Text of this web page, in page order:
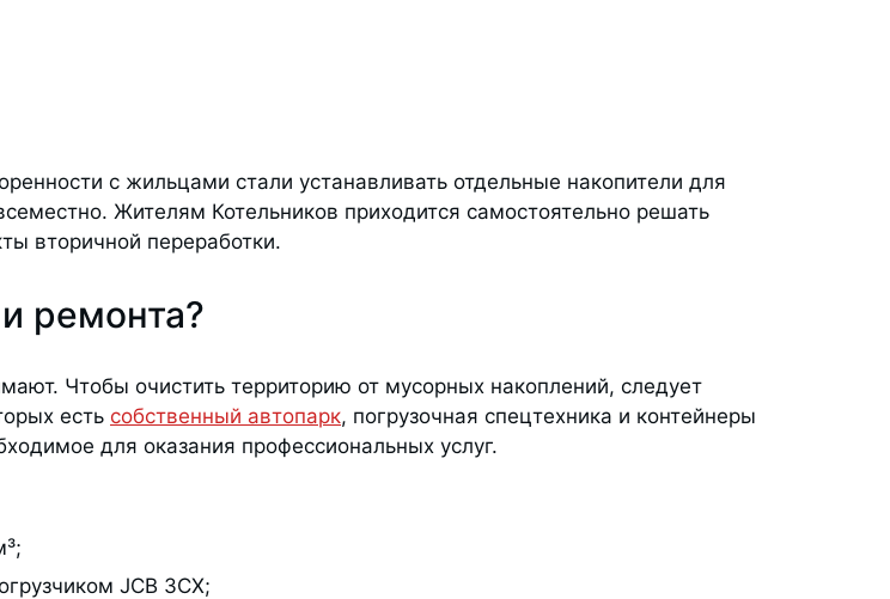
с жильцами стали устанавливать отдельные накопители для
Жителям Котельников приходится самостоятельно решать
вторичной переработки.
ремонта?
Чтобы очистить территорию от мусорных накоплений, следует
есть собственный автопарк, погрузочная спецтехника и контейнеры
для оказания профессиональных услуг.
JCB 3CX;